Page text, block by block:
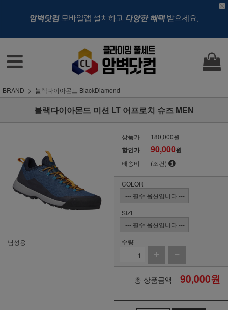
BRAND 블랙다이아몬드 BlackDiamond
블랙다이아몬드 미션 LT 어프로치 슈즈 MEN
남성용
상품가 180,000원
할인가 90,000원
배송비 (조건)
COLOR
SIZE
수량
총 상품금액 90,000원